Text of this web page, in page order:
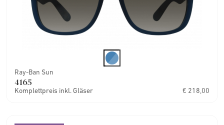
Ray-Ban Sun
4165
Komplettpreis inkl. Gläser € 218,00